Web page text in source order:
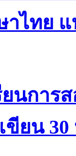
าไทย
ยนการ
ยน 30